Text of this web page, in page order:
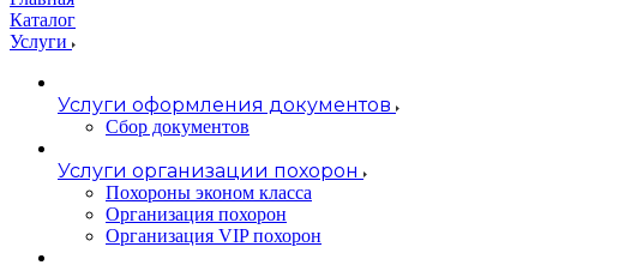
Каталог
Услуги
Услуги оформления документов
Сбор документов
Услуги организации похорон
Похороны эконом класса
Организация похорон
Организация VIP похорон